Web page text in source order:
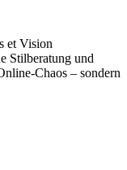
et Vision
Stilberatung und
Chaos – sondern